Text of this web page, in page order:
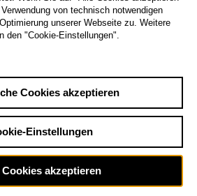
La traviata
Sa 26.12.26,16:00
Preise ab € 28,00
Großes Haus
von technisch notwendigen
unserer Webseite zu. Weitere
den "Cookie-Einstellungen".
Cookies akzeptieren
Einstellungen
akzeptieren